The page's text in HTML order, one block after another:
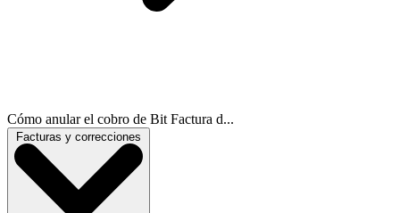
Cómo anular el cobro de Bit Factura d...
Facturas y correcciones